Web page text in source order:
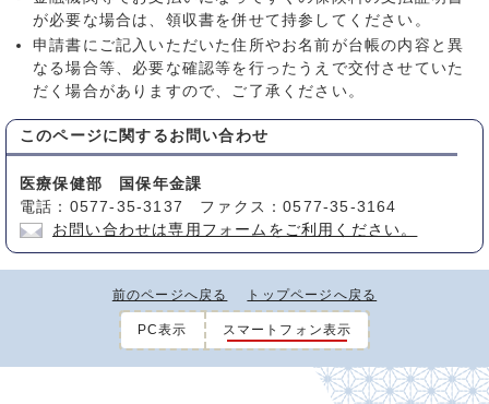
が必要な場合は、領収書を併せて持参してください。
申請書にご記入いただいた住所やお名前が台帳の内容と異
なる場合等、必要な確認等を行ったうえで交付させていた
だく場合がありますので、ご了承ください。
このページに関する お問い合わせ
医療保健部 国保年金課
電話：0577-35-3137 ファクス：0577-35-3164
お問い合わせは専用フォームをご利用ください。
前のページへ戻る トップページへ戻る
PC表示 スマートフォン表示